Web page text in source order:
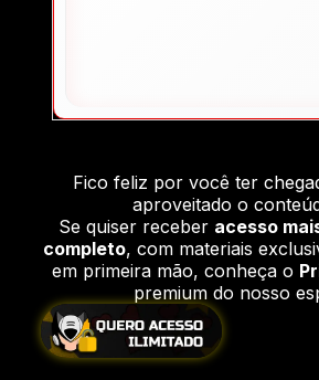
Fico feliz por você ter
aproveitado o
Se quiser receber acesso
completo, com materiais
em primeira mão, conheça o
premium do nosso